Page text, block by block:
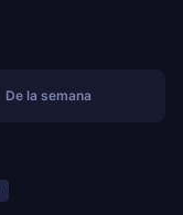
De la semana